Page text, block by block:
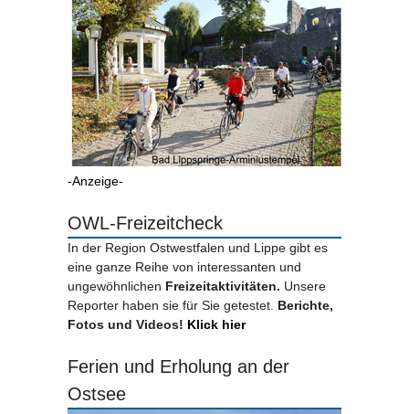
-Anzeige-
OWL-Freizeitcheck
In der Region Ostwestfalen und Lippe gibt es
eine ganze Reihe von interessanten und
ungewöhnlichen Freizeitaktivitäten. Unsere
Reporter haben sie für Sie getestet. Berichte,
Fotos und Videos! Klick hier
Ferien und Erholung an der
Ostsee